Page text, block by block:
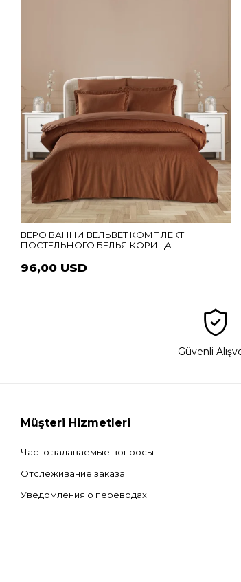
ВЕРО ВАННИ ВЕЛЬВЕТ КОМПЛЕКТ
ПОСТЕЛЬНОГО БЕЛЬЯ КОРИЦА
96,00 USD
Güvenli
Müşteri Hizmetleri
Часто задаваемые вопросы
Отслеживание заказа
Уведомления о переводах